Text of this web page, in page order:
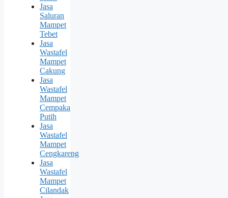
Jasa
Saluran
Mampet
Tebet
Jasa
Wastafel
Mampet
Cakung
Jasa
Wastafel
Mampet
Cempaka
Putih
Jasa
Wastafel
Mampet
Cengkareng
Jasa
Wastafel
Mampet
Cilandak